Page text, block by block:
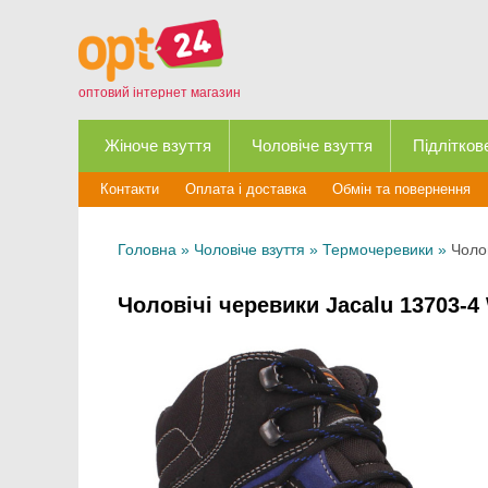
оптовий інтернет магазин
Жіноче взуття Чоловіче взуття
Контакти Оплата і доставка Обмін та повернення
Головна » Чоловіче взуття » Термочеревики »
Чоловічі черевики Jacalu